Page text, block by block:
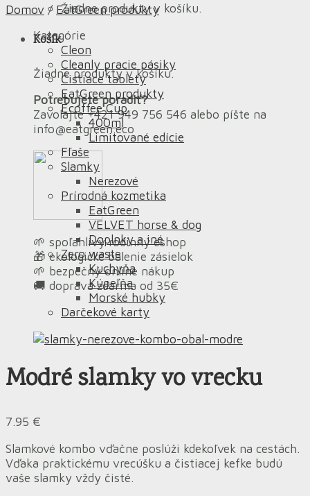
Žiadne produkty v košíku.
Košík
Žiadne produkty v košíku.
Potrebujete poradiť?
Zavolajte +421 949 756 546 alebo píšte na
info@eatgreen.eco
🌱 spoľahlivý rodinný eshop
🎁 ekologické balenie zásielok
🌱 bezpečný online nákup
🚚 doprava zdarma od 35€
Domov / EatGreen produkty
Kategórie
Cleon
Cleanly pracie pásiky
Čistiace tablety
EatGreen produkty
Ecoffee Cup
400ml
Limitované edície
Fľaše
Slamky
Nerezové
Prírodná kozmetika
EatGreen
VELVET horse & dog
Doplnky a iné
Zero waste
Kuchyňa
Kúpeľňa
Morské hubky
Darčekové karty
Modré slamky vo vrecku
7.95 €
Slamkové kombo vďačne poslúži kdekoľvek na cestách.
Vďaka praktickému vrecúšku a čistiacej kefke budú
vaše slamky vždy čisté.